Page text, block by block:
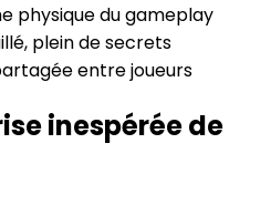
physique du gameplay
plein de secrets
entre joueurs
inespérée de